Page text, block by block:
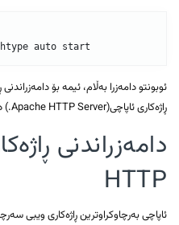
auto start
ڕاژەکاری ئاپاچی(Apache HTTP Server.) دامەزرێنین.
HTTP
ئاپاچی بەرچاوکراوترین ڕاژەکاری ویبی